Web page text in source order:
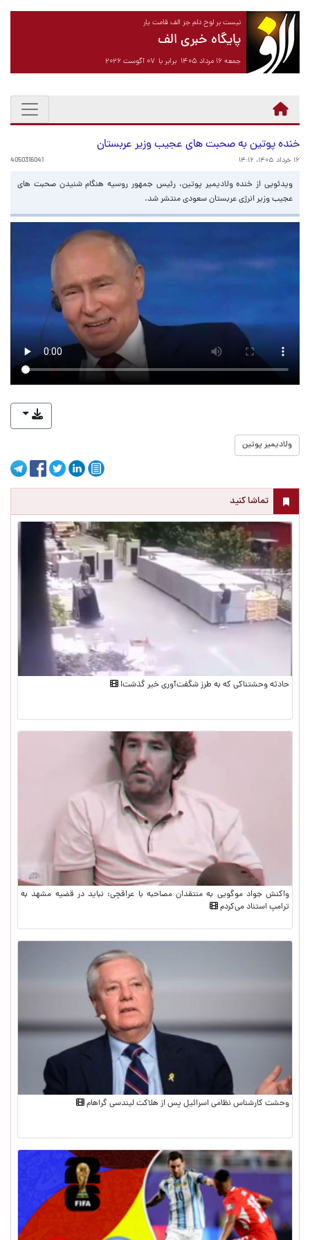
نیست بر لوح دلم جز الف قامت یار
پایگاه خبری الف
جمعه ۱۶ مرداد ۱۴۰۵ برابر با ۰۷ آگوست ۲۰۲۶
خنده پوتین به صحبت های عجیب وزیر عربستان
۱۶ خرداد ۱۴۰۵، ۱۴:۱۶ 4050316041
ویدئویی از خنده ولادیمیر پوتین، رئیس جمهور روسیه هنگام شنیدن صحبت های
عجیب وزیر انرژی عربستان سعودی منتشر شد.
ولادیمیر پوتین
تماشا کنید
حادثه وحشتناکی که به طرز شگفت‌آوری خیر گذشت!
واکنش جواد موگویی به منتقدان مصاحبه با عراقچی: نباید در قضیه مشهد به
ترامپ استناد می‌کردم
وحشت کارشناس نظامی اسرائیل پس از هلاکت لیندسی گراهام